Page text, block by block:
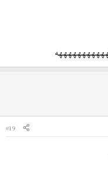
ههههههههههههه
#19